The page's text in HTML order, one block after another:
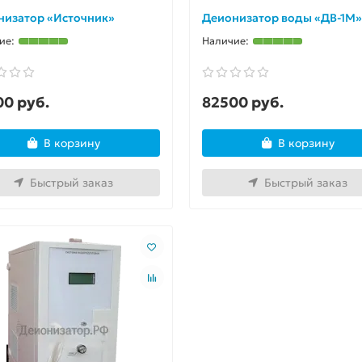
«Источник»
руб.
В корзину
Быстрый заказ
Деионизатор воды «ДВ-1М»
82500 руб.
В корзину
Быстрый заказ